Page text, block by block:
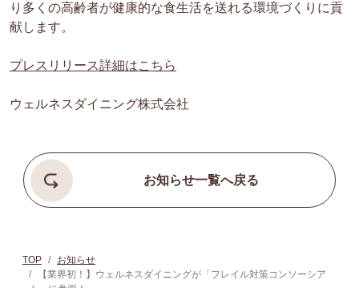
り多くの高齢者が健康的な食生活を送れる環境づくりに貢
献します。
プレスリリース詳細はこちら
ウェルネスダイニング株式会社
お知らせ一覧へ戻る
TOP
お知らせ
【業界初！】ウェルネスダイニングが「フレイル対策コンソーシア